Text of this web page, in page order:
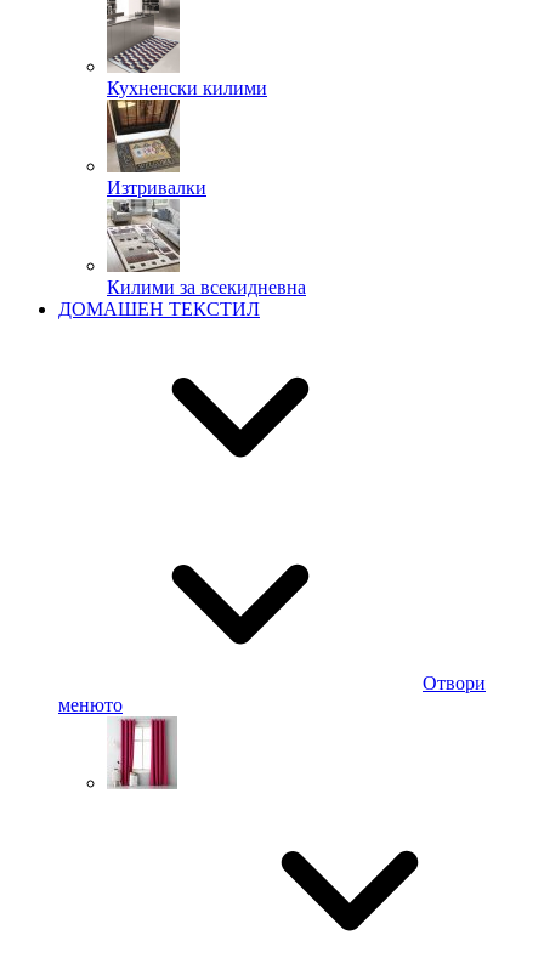
Кухненски килими
Изтривалки
Килими за всекидневна
ДОМАШЕН ТЕКСТИЛ
Отвори
менюто